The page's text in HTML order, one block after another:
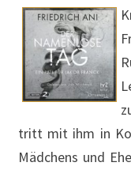
tritt mit ihm in
Mädchens und